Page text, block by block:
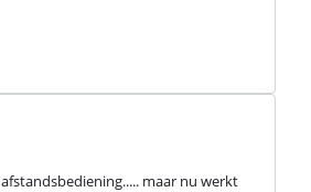
maar nu werkt